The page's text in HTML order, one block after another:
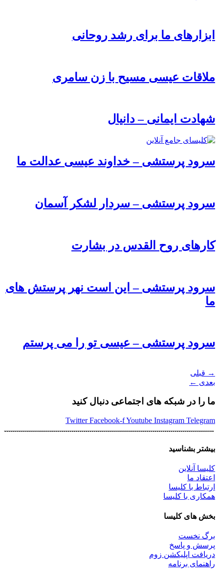
ابزارهای ما برای رشد روحانی
ملاقات عیسی مسیح با زن سامری
شهادت ایمانی – دانیال
سرود پرستشی – خداوند عیسی عدالت ما
سرود پرستشی – سردار لشکر آسمان
کارهای روح القدس در بشارت
سرود پرستشی – این است نهر پرستش های
ما
سرود پرستشی – عیسی تو را می پرستم
→ قبلی
بعدی ←
ما را در شبکه های اجتماعی دنبال کنید
Twitter Facebook-fYoutube Instagram Telegram
بیشتر بشناسید
کلیسا آنلاین
اعتقاد ما
ارتباط با کلیسا
همکاری با کلیسا
بخش های کلیسا
برگ نخست
پرسش و پاسخ
دریافت اپلیکشن زوم
راهنمای برنامه